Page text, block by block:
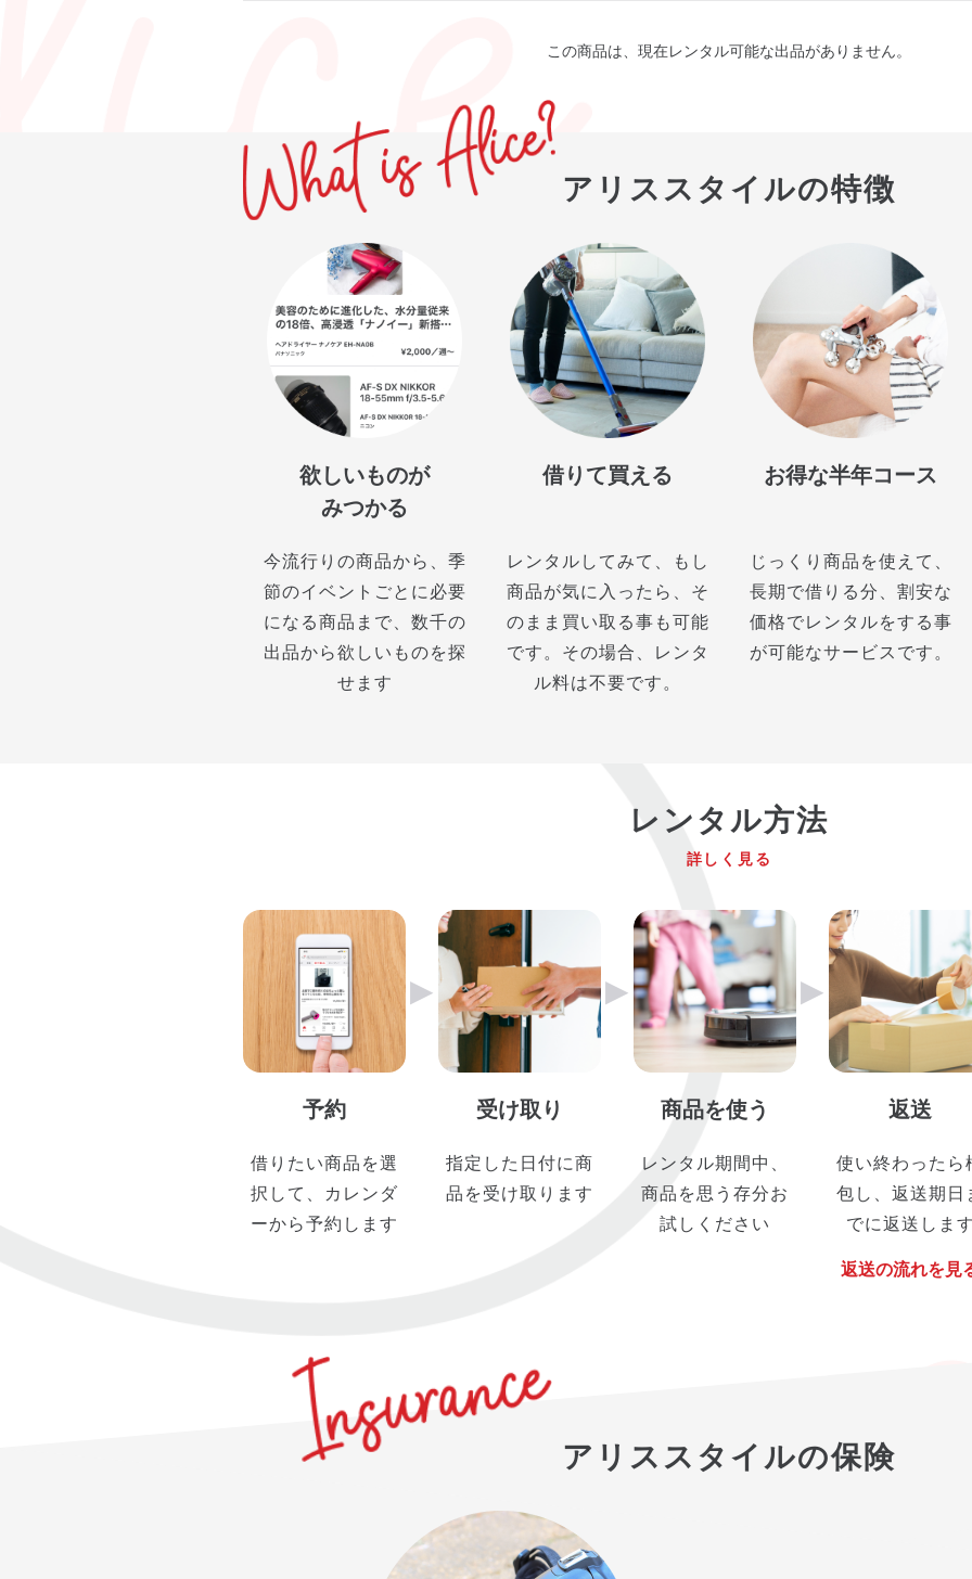
この商品は、現在レンタル可能な出品がありません。
アリススタイルの特徴
欲しいものが
みつかる
今流行りの商品から、季
節のイベントごとに必要
になる商品まで、数千の
出品から欲しいものを探
せます
借りて買える
レンタルしてみて、もし
商品が気に入ったら、そ
のまま買い取る事も可能
です。その場合、レンタ
ル料は不要です。
お得な半年コース
じっくり商品を使えて、
長期で借りる分、割安な
価格でレンタルをする事
が可能なサービスです。
レンタル方法
詳しく見る
予約
借りたい商品を選
択して、カレンダ
ーから予約します
▶︎
受け取り
指定した日付に商
品を受け取ります
▶︎
商品を使う
レンタル期間中、
商品を思う存分お
試しください
▶︎
返送
使い終わったら
包し、返送期日
でに返送しま
返送の流れを見
アリススタイルの保険